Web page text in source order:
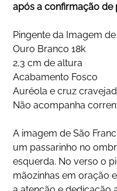
após a confirmação de
Pingente da Imagem
Ouro Branco 18k
2,3 cm de altura
Acabamento Fosco
Auréola e cruz
Não acompanha
A imagem de São
um passarinho no
esquerda. No verso o
mãozinhas em oração